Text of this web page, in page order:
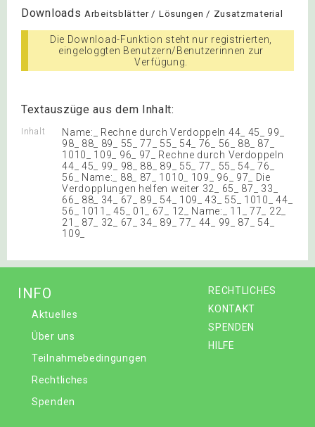
Downloads Arbeitsblätter / Lösungen / Zusatzmaterial
Die Download-Funktion steht nur registrierten,
eingeloggten Benutzern/Benutzerinnen zur
Verfügung.
Textauszüge aus dem Inhalt:
Inhalt
Name:_ Rechne durch Verdoppeln 44_ 45_ 99_
98_ 88_ 89_ 55_ 77_ 55_ 54_ 76_ 56_ 88_ 87_
1010_ 109_ 96_ 97_ Rechne durch Verdoppeln
44_ 45_ 99_ 98_ 88_ 89_ 55_ 77_ 55_ 54_ 76_
56_ Name:_ 88_ 87_ 1010_ 109_ 96_ 97_ Die
Verdopplungen helfen weiter 32_ 65_ 87_ 33_
66_ 88_ 34_ 67_ 89_ 54_ 109_ 43_ 55_ 1010_ 44_
56_ 1011_ 45_ 01_ 67_ 12_ Name:_ 11_ 77_ 22_
21_ 87_ 32_ 67_ 34_ 89_ 77_ 44_ 99_ 87_ 54_
109_
RECHTLICHES
KONTAKT
SPENDEN
HILFE
INFO
Aktuelles
Über uns
Teilnahmebedingungen
Rechtliches
Spenden